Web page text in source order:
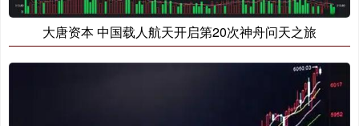
大唐资本 中国载人航天开启第20次神舟问天之旅